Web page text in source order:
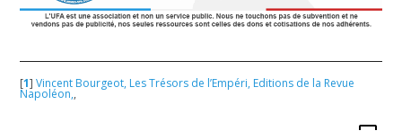
[1]Vincent Bourgeot, Les Trésors de l’Empéri, Editions de la Revue
Napoléon,,